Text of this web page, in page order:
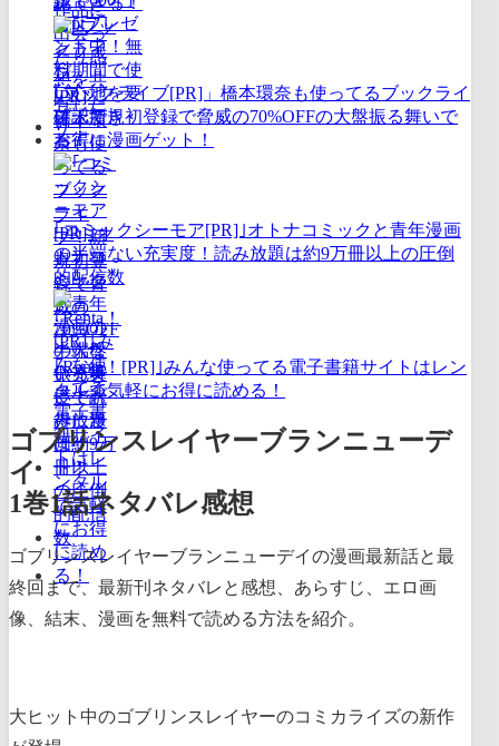
｢ブックライブ[PR]」橋本環奈も使ってるブックライ
ブ！新規初登録で脅威の70%OFFの大盤振る舞いで
お得に漫画ゲット！
｢コミックシーモア[PR]｣オトナコミックと青年漫画
の半端ない充実度！読み放題は約9万冊以上の圧倒
的配信数
｢Renta！[PR]｣みんな使ってる電子書籍サイトはレン
タルで気軽にお得に読める！
ゴブリンスレイヤーブランニューデ
イ
1巻1話ネタバレ感想
ゴブリンスレイヤーブランニューデイの漫画最新話と最
終回まで、最新刊ネタバレと感想、あらすじ、エロ画
像、結末、漫画を無料で読める方法を紹介。
大ヒット中のゴブリンスレイヤーのコミカライズの新作